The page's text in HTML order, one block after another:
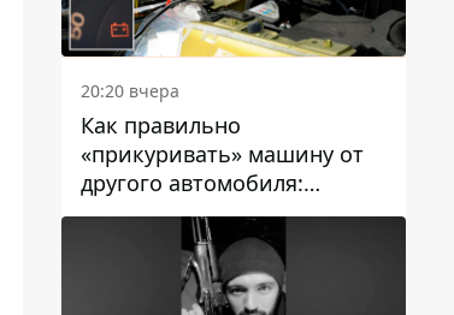
20:20 вчера
Как правильно
«прикуривать» машину от
другого автомобиля:
инструкция для водителей